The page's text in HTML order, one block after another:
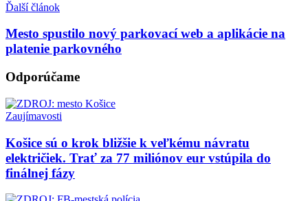
Ďalší článok
Mesto spustilo nový parkovací web a aplikácie na
platenie parkovného
Odporúčame
Zaujímavosti
Košice sú o krok bližšie k veľkému návratu
električiek. Trať za 77 miliónov eur vstúpila do
finálnej fázy